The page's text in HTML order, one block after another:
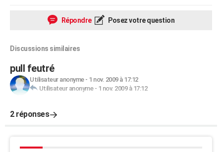
Répondre Posez votre question
Discussions similaires
pull feutré
Utilisateur anonyme- 1 nov. 2009 à 17:12
Utilisateur anonyme- 1 nov. 2009 à 17:12
2 réponses